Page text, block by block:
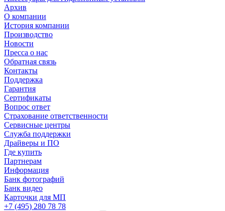
Архив
О компании
История компании
Производство
Новости
Пресса о нас
Обратная связь
Контакты
Поддержка
Гарантия
Сертификаты
Вопрос ответ
Страхование ответственности
Сервисные центры
Служба поддержки
Драйверы и ПО
Где купить
Партнерам
Информация
Банк фотографий
Банк видео
Карточки для МП
+7 (495) 280 78 78